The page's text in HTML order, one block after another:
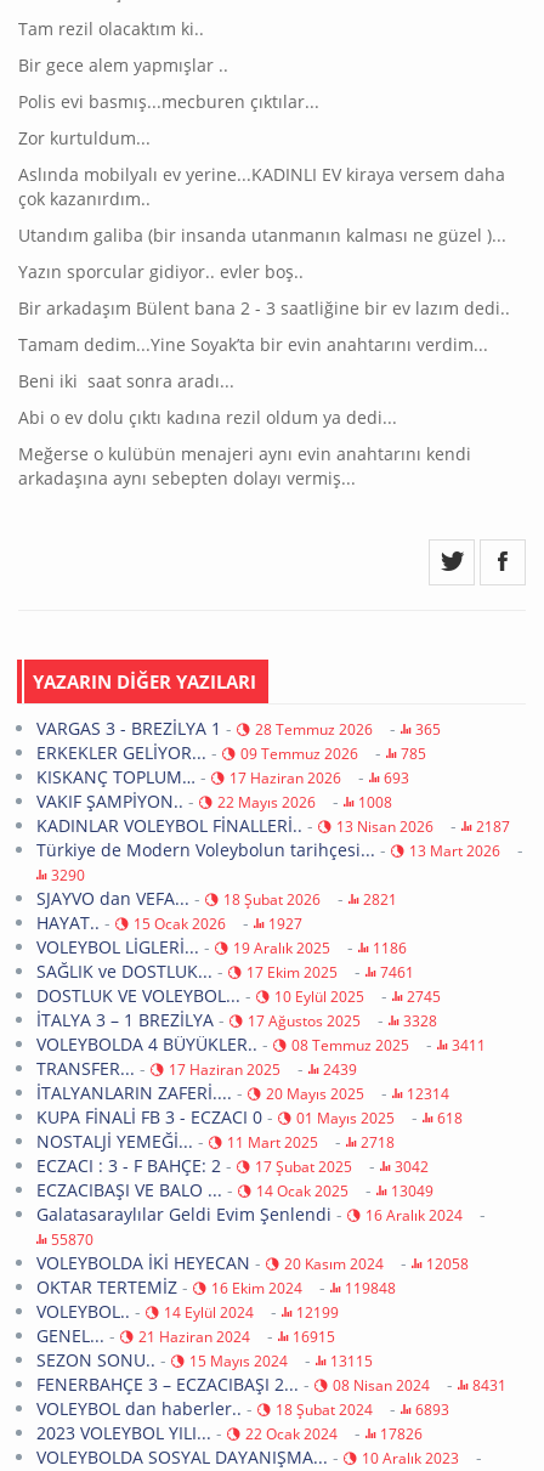
Tam rezil olacaktım ki..
Bir gece alem yapmışlar ..
Polis evi basmış...mecburen çıktılar...
Zor kurtuldum...
Aslında mobilyalı ev yerine...KADINLI EV kiraya versem daha
çok kazanırdım..
Utandım galiba (bir insanda utanmanın kalması ne güzel )...
Yazın sporcular gidiyor.. evler boş..
Bir arkadaşım Bülent bana 2 - 3 saatliğine bir ev lazım dedi..
Tamam dedim...Yine Soyak’ta bir evin anahtarını verdim...
Beni iki saat sonra aradı...
Abi o ev dolu çıktı kadına rezil oldum ya dedi...
Meğerse o kulübün menajeri aynı evin anahtarını kendi
arkadaşına aynı sebepten dolayı vermiş...
YAZARIN DİĞER YAZILARI
VARGAS 3 - BREZİLYA 1 - 28 Temmuz 2026 - 365
ERKEKLER GELİYOR... - 09 Temmuz 2026 - 785
KISKANÇ TOPLUM… - 17 Haziran 2026 - 693
VAKIF ŞAMPİYON.. - 22 Mayıs 2026 - 1008
KADINLAR VOLEYBOL FİNALLERİ.. - 13 Nisan 2026 - 2187
Türkiye de Modern Voleybolun tarihçesi... - 13 Mart 2026 -
3290
SJAYVO dan VEFA... - 18 Şubat 2026 - 2821
HAYAT.. - 15 Ocak 2026 - 1927
VOLEYBOL LİGLERİ... - 19 Aralık 2025 - 1186
SAĞLIK ve DOSTLUK... - 17 Ekim 2025 - 7461
DOSTLUK VE VOLEYBOL... - 10 Eylül 2025 - 2745
İTALYA 3 – 1 BREZİLYA - 17 Ağustos 2025 - 3328
VOLEYBOLDA 4 BÜYÜKLER.. - 08 Temmuz 2025 - 3411
TRANSFER... - 17 Haziran 2025 - 2439
İTALYANLARIN ZAFERİ.... - 20 Mayıs 2025 - 12314
KUPA FİNALİ FB 3 - ECZACI 0 - 01 Mayıs 2025 - 618
NOSTALJİ YEMEĞİ... - 11 Mart 2025 - 2718
ECZACI : 3 - F BAHÇE: 2 - 17 Şubat 2025 - 3042
ECZACIBAŞI VE BALO ... - 14 Ocak 2025 - 13049
Galatasaraylılar Geldi Evim Şenlendi - 16 Aralık 2024 -
55870
VOLEYBOLDA İKİ HEYECAN - 20 Kasım 2024 - 12058
OKTAR TERTEMİZ - 16 Ekim 2024 - 119848
VOLEYBOL.. - 14 Eylül 2024 - 12199
GENEL... - 21 Haziran 2024 - 16915
SEZON SONU.. - 15 Mayıs 2024 - 13115
FENERBAHÇE 3 – ECZACIBAŞI 2... - 08 Nisan 2024 - 8431
VOLEYBOL dan haberler.. - 18 Şubat 2024 - 6893
2023 VOLEYBOL YILI... - 22 Ocak 2024 - 17826
VOLEYBOLDA SOSYAL DAYANIŞMA... - 10 Aralık 2023 -